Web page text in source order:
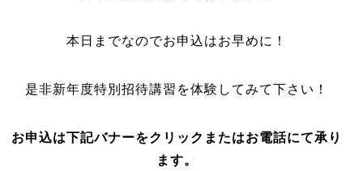
本日までなのでお申込はお早めに！
是非新年度特別招待講習を体験してみて下さい！
お申込は下記バナーをクリックまたはお電話にて承り
ます。